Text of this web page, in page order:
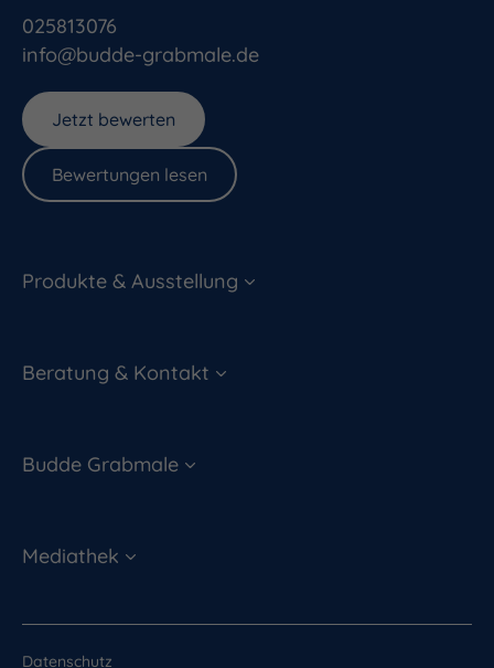
info@budde-grabmale.de
025813076
Jetzt bewerten
Bewertungen lesen
Produkte & Ausstellung
Beratung & Kontakt
Budde Grabmale
Mediathek
Datenschutz